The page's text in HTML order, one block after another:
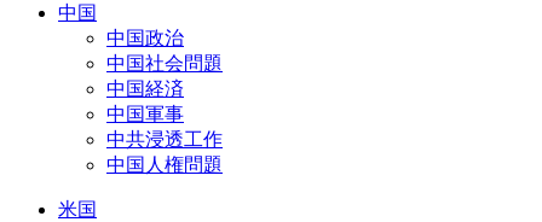
中国
中国政治
中国社会問題
中国経済
中国軍事
中共浸透工作
中国人権問題
米国